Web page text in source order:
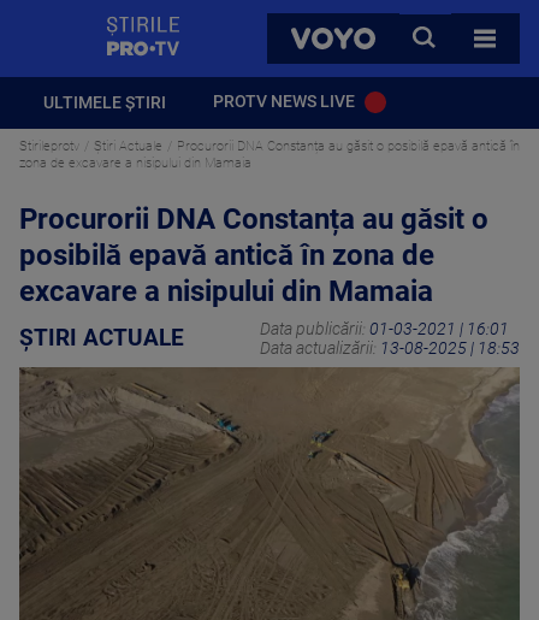
VOYO
CAUTA
TOATE
ULTIMELE ȘTIRI PROTV NEWS LIVE
Stirileprotv Știri Actuale
Procurorii DNA Constanța au găsit o posibilă epavă antică în
zona de excavare a nisipului din Mamaia
Procurorii DNA Constanța au găsit o
posibilă epavă antică în zona de
excavare a nisipului din Mamaia
ȘTIRI ACTUALE Data publicării: 01-03-2021 | 16:01
Data actualizării: 13-08-2025 | 18:53